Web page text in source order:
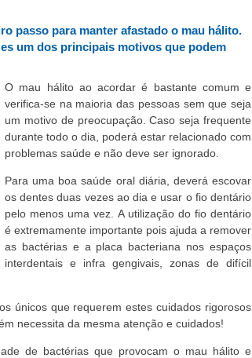
passo para manter afastado o mau hálito.
um dos principais motivos que podem
O mau hálito ao acordar é bastante comum e
verifica-se na maioria das pessoas sem que seja
um motivo de preocupação. Caso seja frequente
durante todo o dia, poderá estar relacionado com
problemas saúde e não deve ser ignorado.
Para uma boa saúde oral diária, deverá escovar
os dentes duas vezes ao dia e usar o fio dentário
pelo menos uma vez. A utilização do fio dentário
é extremamente importante pois ajuda a remover
as bactérias e a placa bacteriana nos espaços
interdentais e infra gengivais, zonas de difícil
únicos que requerem estes cuidados rigorosos
necessita da mesma atenção e cuidados!
de bactérias que provocam o mau hálito e